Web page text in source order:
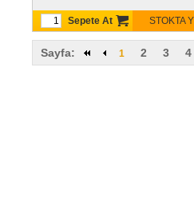
STOKTA
Sepete At
Sayfa: 1 2 3 4